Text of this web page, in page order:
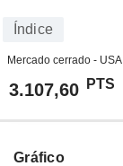
Índice
Mercado cerrado - USA
3.107,60 PTS
Gráfico